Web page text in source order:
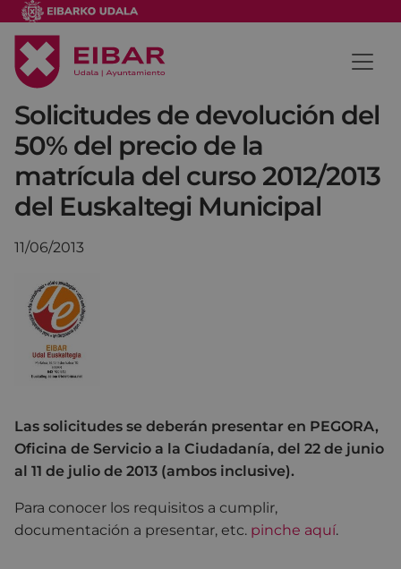
Solicitudes de devolución del
50% del precio de la
matrícula del curso 2012/2013
del Euskaltegi Municipal
11/06/2013
Las solicitudes se deberán presentar en PEGORA,
Oficina de Servicio a la Ciudadanía, del 22 de junio
al 11 de julio de 2013 (ambos inclusive).
Para conocer los requisitos a cumplir,
documentación a presentar, etc. pinche aquí.